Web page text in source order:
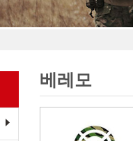
베레모